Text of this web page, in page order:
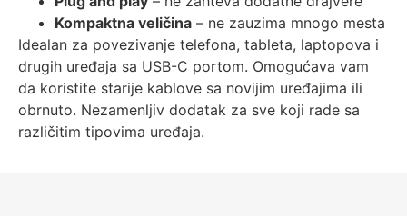
Kompaktna veličina – ne zauzima mnogo mesta
Idealan za povezivanje telefona, tableta, laptopova i
drugih uređaja sa USB-C portom. Omogućava vam
da koristite starije kablove sa novijim uređajima ili
obrnuto. Nezamenljiv dodatak za sve koji rade sa
različitim tipovima uređaja.